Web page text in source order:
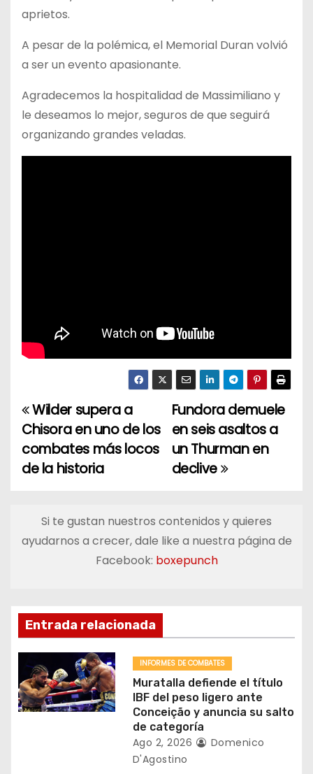
aprietos.
A pesar de la polémica, el Memorial Duran volvió
a ser un evento apasionante.
Agradecemos la hospitalidad de Massimiliano y
le deseamos lo mejor, seguros de que seguirá
organizando grandes veladas.
N
a
v
g
i
ó
n
d
Fundora demuele
en seis asaltos a
un Thurman en
declive
Wilder supera a
Chisora en uno de los
combates más locos
de la historia
Si te gustan nuestros contenidos y quieres
ayudarnos a crecer, dale like a nuestra página de
Facebook: boxepunch
Entrada relacionada
INFORMES DE COMBATES
Muratalla defiende el título
IBF del peso ligero ante
Conceição y anuncia su salto
de categoría
Ago 2, 2026
Domenico
D'Agostino